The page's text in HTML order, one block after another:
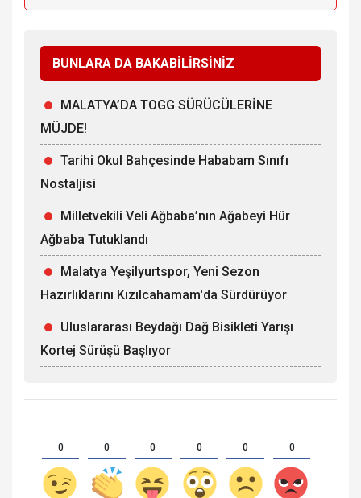
BUNLARA DA BAKABİLİRSİNİZ
MALATYA’DA TOGG SÜRÜCÜLERİNE
MÜJDE!
Tarihi Okul Bahçesinde Hababam Sınıfı
Nostaljisi
Milletvekili Veli Ağbaba’nın Ağabeyi Hür
Ağbaba Tutuklandı
Malatya Yeşilyurtspor, Yeni Sezon
Hazırlıklarını Kızılcahamam'da Sürdürüyor
Uluslararası Beydağı Dağ Bisikleti Yarışı
Kortej Sürüşü Başlıyor
0 0 0 0 0 0